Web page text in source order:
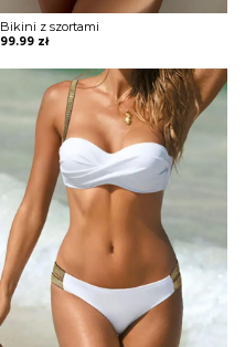
Bikini z szortami
99.99 zł